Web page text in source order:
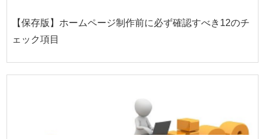
【保存版】ホームページ制作前に必ず確認すべき12のチ
ェック項目